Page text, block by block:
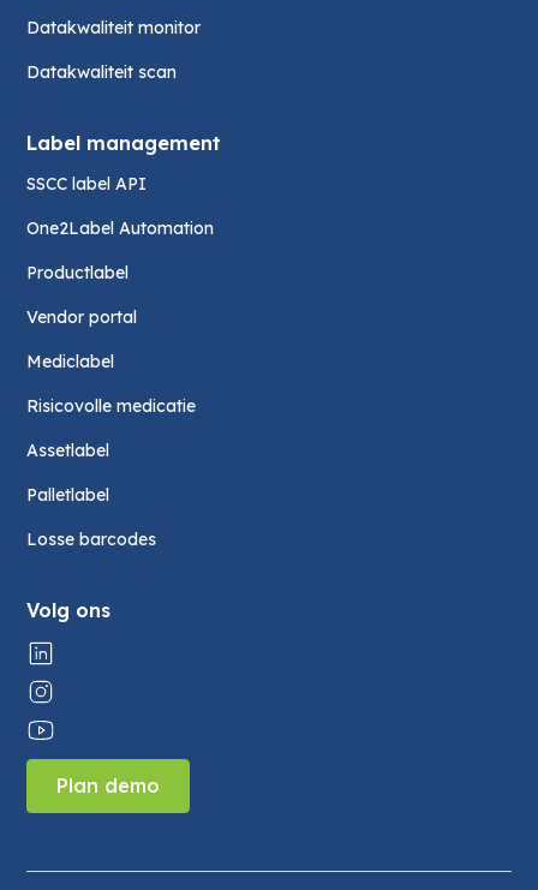
Datakwaliteit monitor
Datakwaliteit scan
Label management
SSCC label API
One2Label Automation
Productlabel
Vendor portal
Mediclabel
Risicovolle medicatie
Assetlabel
Palletlabel
Losse barcodes
Volg ons
Plan demo